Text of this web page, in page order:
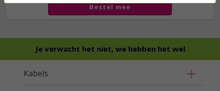
Bestel mee
Je verwacht het niet, we hebben het wel
Kabels